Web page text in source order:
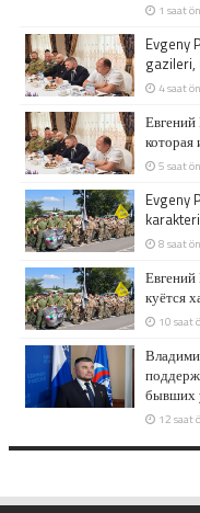
1 saat
Evgeny
gazileri,
4 saat
которая
5 saat
Evgeny
8 saat
куётся
10 saat
бывших
12 saat